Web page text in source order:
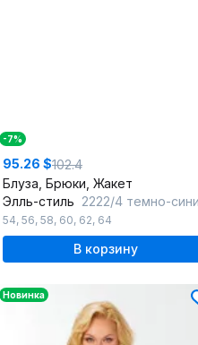
-7%
95.26 $102.4
Блуза, Брюки, Жакет
Элль-стиль 2222/4 темно-
54, 56, 58, 60, 62, 64
В корзину
Новинка